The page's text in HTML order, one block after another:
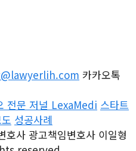
카카오톡
전문 저널 LexaMedi 스타트
성공사례
호사 광고책임변호사 이일형